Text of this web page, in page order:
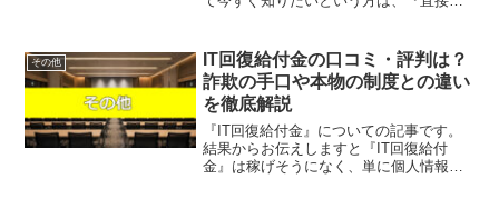
えて欲しいという方は、自分が実際にや
っていて、稼げている案...
その他
IT回復給付金の口コミ・評判は？
詐欺の手口や本物の制度との違い
を徹底解説
『IT回復給付金』についての記事です。
結果からお伝えしますと『IT回復給付
金』は稼げそうになく、単に個人情報が